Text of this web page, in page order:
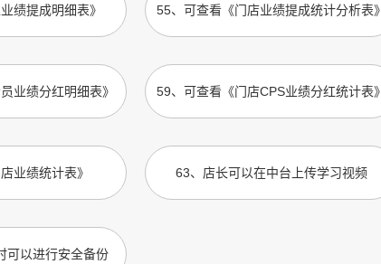
绩提成明细表》 55、 可查看《门店业绩提成统计分析表》
业绩分红明细表》 59、 可查看《门店CPS业绩分红统计表》
业绩统计表》 63、 店长可以在中台上传学习视频
可以进行安全备份